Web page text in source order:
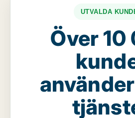
UTVALDA
Över 10